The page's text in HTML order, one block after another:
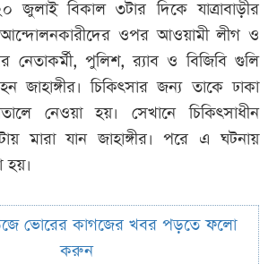
বিকাল ৩টার দিকে যাত্রাবাড়ীর
ওপর আওয়ামী লীগ ও
নেতাকর্মী, পুলিশ, র‌্যাব ও বিজিবি গুলি
জাহাঙ্গীর। চিকিৎসার জন্য তাকে ঢাকা
নেওয়া হয়। সেখানে চিকিৎসাধীন
মারা যান জাহাঙ্গীর। পরে এ ঘটনায়
হয়।
ভোরের কাগজের খবর পড়তে ফলো
করুন